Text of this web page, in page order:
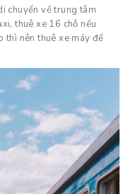
chuyển về trung tâm
thuê xe 16 chỗ nếu
thì nên thuê xe máy để